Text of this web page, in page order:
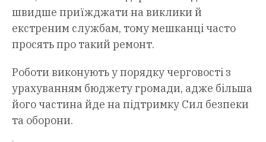
швидше приїжджати на виклики й
екстреним службам, тому мешканці часто
просять про такий ремонт.
Роботи виконують у порядку черговості з
урахуванням бюджету громади, адже більша
його частина йде на підтримку Сил безпеки
та оборони.